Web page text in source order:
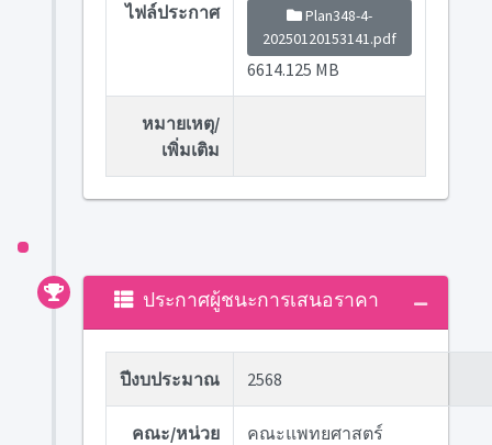
ไฟล์ประกาศ
Plan348-4-
20250120153141.pdf
6614.125 MB
หมายเหตุ/
เพิ่มเติม
ประกาศผู้ชนะการเสนอราคา
ปีงบประมาณ 2568
คณะ/หน่วย
คณะแพทยศาสตร์